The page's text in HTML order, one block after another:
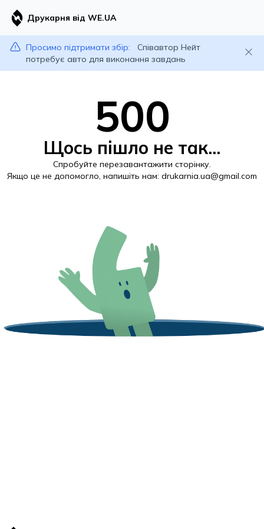
Друкарня від WE.UA
Просимо підтримати збір:
Співавтор Нейт
потребує авто для виконання завдань
500
Щось пішло не так...
Спробуйте перезавантажити сторінку.
Якщо це не допомогло, напишіть нам: drukarnia.ua@gmail.com